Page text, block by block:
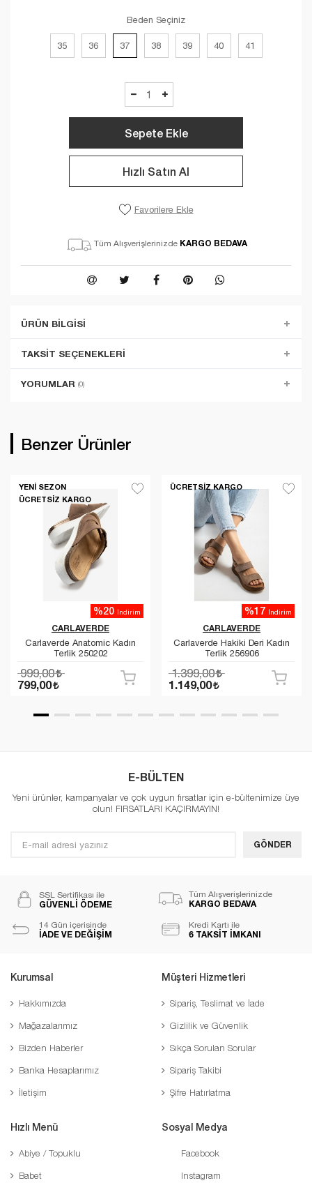
Beden Seçiniz
35 36 37 38 39 40 41
Sepete Ekle
Hızlı Satın Al
Favorilere Ekle
Tüm Alışverişlerinizde KARGO BEDAVA
ÜRÜN BILGISI
TAKSIT SEÇENEKLERI
YORUMLAR (0)
Benzer Ürünler
YENI SEZON
ÜCRETSIZ KARGO
CARLAVERDE
Carlaverde Anatomic Kadın
Terlik 250202
%20 İndirim
999,00
799,00
ÜCRETSIZ KARGO
CARLAVERDE
Carlaverde Hakiki Deri Kadın
Terlik 256906
%17 İndirim
1.399,00
1.149,00
E-BÜLTEN
Yeni ürünler, kampanyalar ve çok uygun fırsatlar için e-bültenimize üye
olun! FIRSATLARI KAÇIRMAYIN!
GÖNDER
SSL Sertifikası ile
GÜVENLİ ÖDEME
Tüm Alışverişlerinizde
KARGO BEDAVA
14 Gün içerisinde
İADE VE DEĞİŞİM
Kredi Kartı ile
6 TAKSİT İMKANI
Kurumsal
Hakkımızda
Mağazalarımız
Bizden Haberler
Banka Hesaplarımız
İletişim
Müşteri Hizmetleri
Sipariş, Teslimat ve İade
Gizlilik ve Güvenlik
Sıkça Sorulan Sorular
Sipariş Takibi
Şifre Hatırlatma
Hızlı Menü
Abiye / Topuklu
Babet
Sosyal Medya
Facebook
Instagram